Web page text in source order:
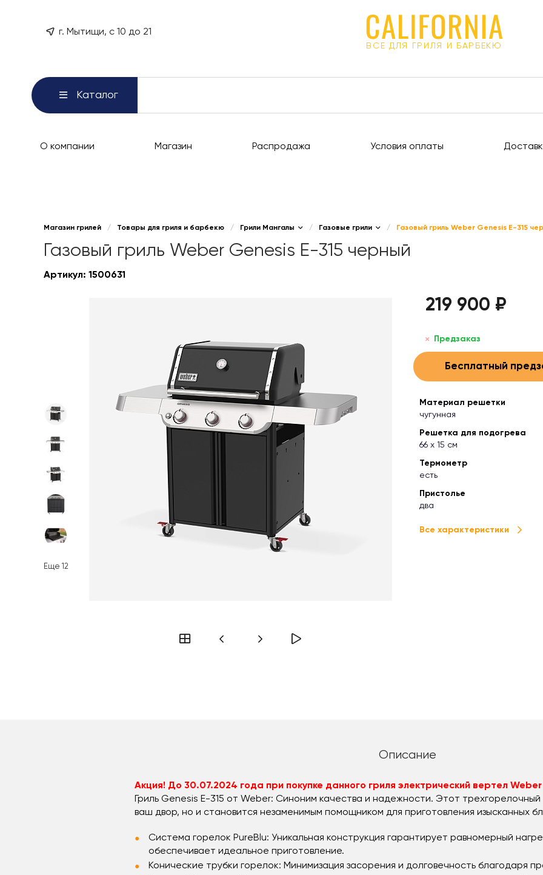
г. Мытищи, с 10 до 21
ВСЕ ДЛЯ ГРИЛЯ И БАРБЕКЮ
Каталог
О компании Магазин Распродажа Условия оплаты
Магазин грилей / Товары для гриля и барбекю / Грили Мангалы / Газовые грили / Газовый гриль Weber Genesis E-315
Газовый гриль Weber Genesis E-315 черный
Артикул: 1500631
Еще 12
219 900 ₽
Предзаказ
Бесплатный
Материал решетки
чугунная
Решетка для подогрева
66 х 15 см
Термометр
есть
Пристолье
два
Все характеристики
Описание
Акция! До 30.07.2024 года при покупке данного гриля электрический вертел
Гриль Genesis E-315 от Weber: Синоним качества и надежности. Этот
ваш двор, но и становится незаменимым помощником для приготовления изысканных
Система горелок PureBlu: Уникальная конструкция гарантирует равномерный
обеспечивает идеальное приготовление.
Конические трубки горелок: Минимизация засорения и долговечность благодаря